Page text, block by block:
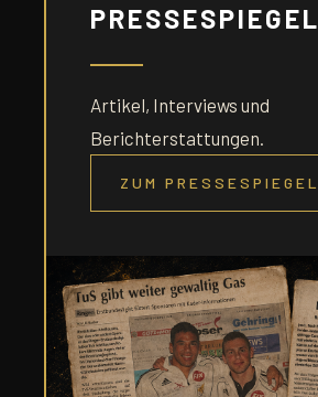
PRESSESPIEGEL
Artikel, Interviews und
Berichterstattungen.
ZUM PRESSESPIEGEL